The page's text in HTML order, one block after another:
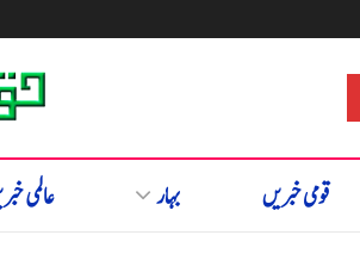
قومی خبریں بہار عالمی